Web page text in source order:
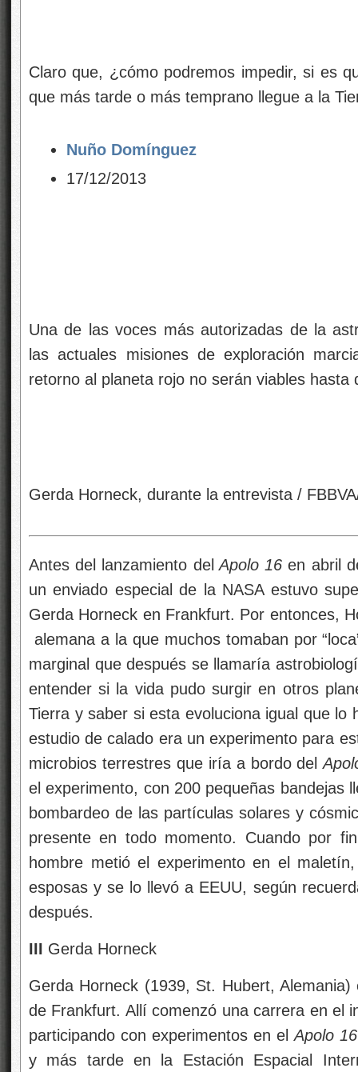
Claro que, ¿cómo podremos impedir, si es
que más tarde o más temprano llegue a la
Nuño Domínguez
17/12/2013
Una de las voces más autorizadas de la
las actuales misiones de exploración
retorno al planeta rojo no serán viables hasta
Gerda Horneck, durante la entrevista /
Antes del lanzamiento del Apolo 16 en abril
un enviado especial de la NASA estuvo
Gerda Horneck en Frankfurt. Por entonces,
alemana a la que muchos tomaban por
marginal que después se llamaría
entender si la vida pudo surgir en otros
Tierra y saber si esta evoluciona igual que lo
estudio de calado era un experimento para
microbios terrestres que iría a bordo del
el experimento, con 200 pequeñas bandejas
bombardeo de las partículas solares y
presente en todo momento. Cuando por
hombre metió el experimento en el
esposas y se lo llevó a EEUU, según
después.
III Gerda Horneck
Gerda Horneck (1939, St. Hubert,
de Frankfurt. Allí comenzó una carrera en el
participando con experimentos en elApolo 16
y más tarde en la Estación Espacial